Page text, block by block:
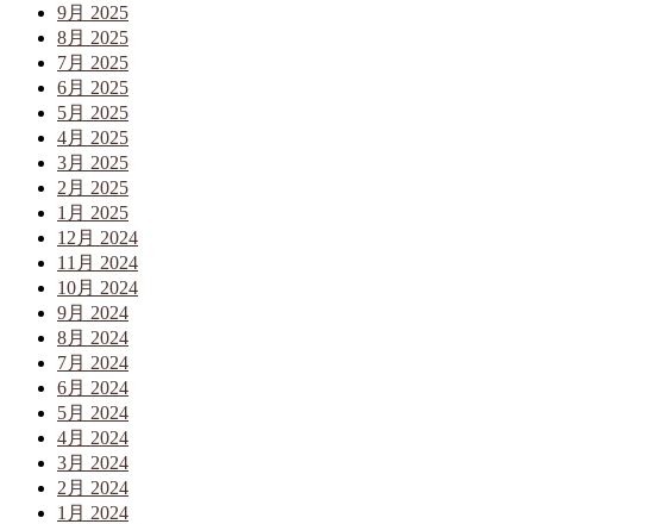
9月 2025
8月 2025
7月 2025
6月 2025
5月 2025
4月 2025
3月 2025
2月 2025
1月 2025
12月 2024
11月 2024
10月 2024
9月 2024
8月 2024
7月 2024
6月 2024
5月 2024
4月 2024
3月 2024
2月 2024
1月 2024